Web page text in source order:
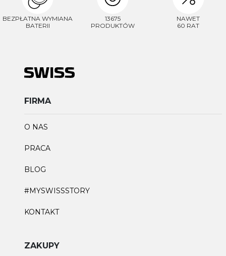
BEZPŁATNA WYMIANA
BATERII
13675
PRODUKTÓW
NAWET
60 RAT
FIRMA
O NAS
PRACA
BLOG
#MYSWISSSTORY
KONTAKT
ZAKUPY